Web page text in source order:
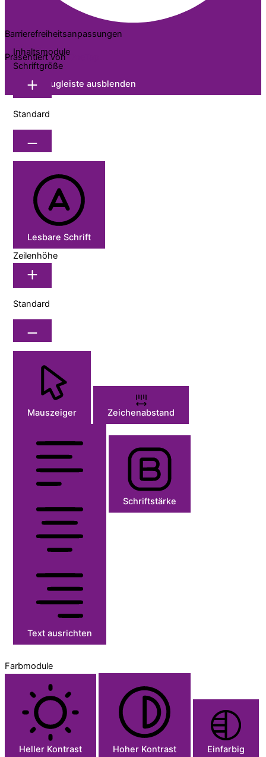
Barrierefreiheitsanpassungen
Präsentiert vonOneTap
Werkzeugleiste ausblenden
Inhaltsmodule
Schriftgröße
Standard
Lesbare Schrift
Zeilenhöhe
Standard
Mauszeiger Zeichenabstand
Text ausrichten
Schriftstärke
Farbmodule
Heller Kontrast Hoher Kontrast
Einfarbig